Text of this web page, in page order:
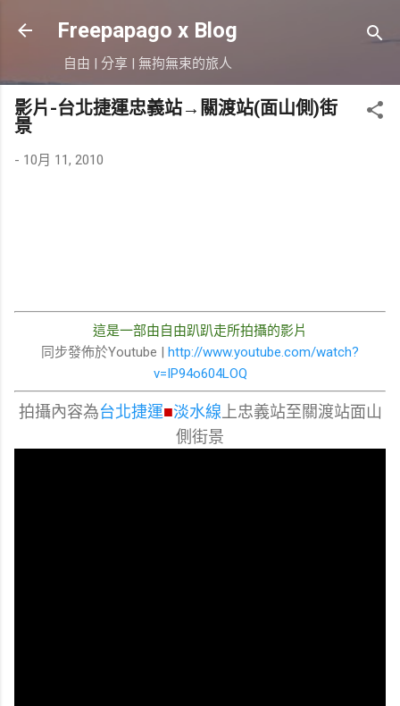
跳到主要內容
Freepapago x Blog
自由 | 分享 | 無拘無束的旅人
影片-台北捷運忠義站→關渡站(面山側)街
景
- 10月 11, 2010
這是一部由自由趴趴走所拍攝的影片
同步發佈於Youtube | http://www.youtube.com/watch?
v=IP94o604LOQ
拍攝內容為台北捷運■淡水線 上忠義站至關渡站面山
側街景